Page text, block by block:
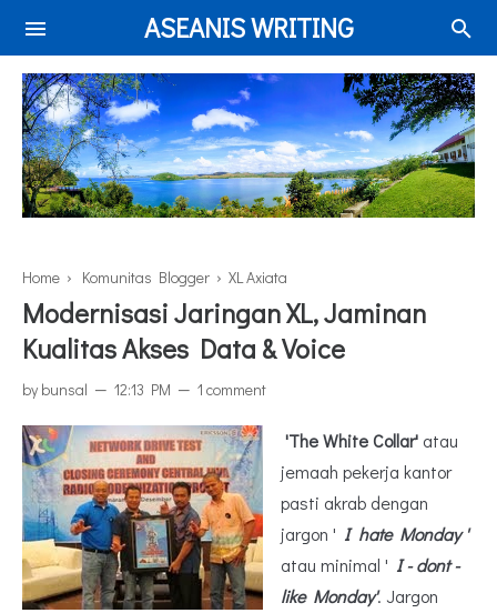
ASEANIS WRITING
Home › Komunitas Blogger › XL Axiata
Modernisasi Jaringan XL, Jaminan
Kualitas Akses Data & Voice
by bunsal 12:13 PM 1 comment
'The White Collar' atau
jemaah pekerja kantor
pasti akrab dengan
jargon ' I hate Monday '
atau minimal ' I - dont -
like Monday'. Jargon